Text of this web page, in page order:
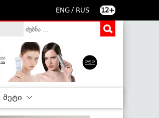
ENG / RUS 12+
მეტი